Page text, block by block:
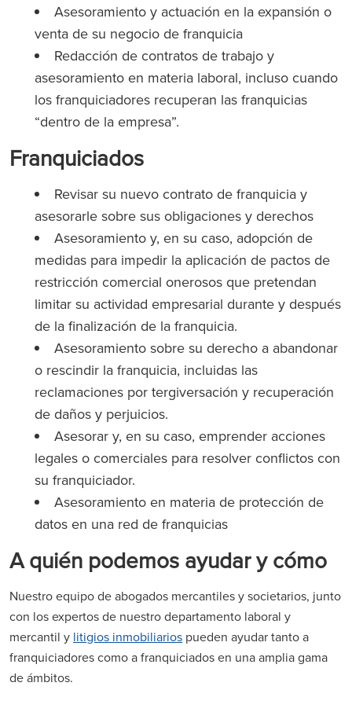
Asesoramiento y actuación en la expansión o
venta de su negocio de franquicia
Redacción de contratos de trabajo y
asesoramiento en materia laboral, incluso cuando
los franquiciadores recuperan las franquicias
“dentro de la empresa”.
Franquiciados
Revisar su nuevo contrato de franquicia y
asesorarle sobre sus obligaciones y derechos
Asesoramiento y, en su caso, adopción de
medidas para impedir la aplicación de pactos de
restricción comercial onerosos que pretendan
limitar su actividad empresarial durante y después
de la finalización de la franquicia.
Asesoramiento sobre su derecho a abandonar
o rescindir la franquicia, incluidas las
reclamaciones por tergiversación y recuperación
de daños y perjuicios.
Asesorar y, en su caso, emprender acciones
legales o comerciales para resolver conflictos con
su franquiciador.
Asesoramiento en materia de protección de
datos en una red de franquicias
A quién podemos ayudar y cómo
Nuestro equipo de abogados mercantiles y societarios, junto
con los expertos de nuestro departamento laboral y
mercantil y litigios inmobiliarios pueden ayudar tanto a
franquiciadores como a franquiciados en una amplia gama
de ámbitos.